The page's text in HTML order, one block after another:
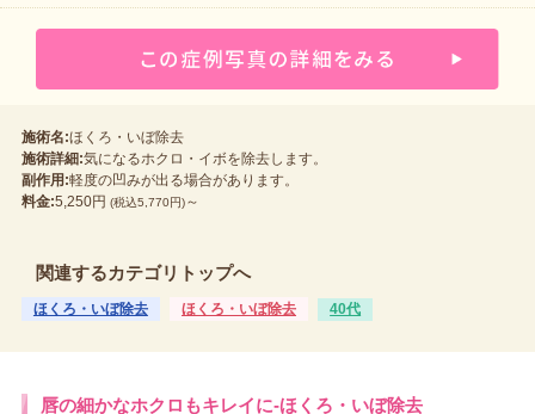
施術名:ほくろ・いぼ除去
施術詳細:気になるホクロ・イボを除去します。
副作用:軽度の凹みが出る場合があります。
料金:5,250円 (税込5,770円)～
関連するカテゴリトップへ
ほくろ・いぼ除去 ほくろ・いぼ除去 40代
唇の細かなホクロもキレイに-ほくろ・いぼ除去